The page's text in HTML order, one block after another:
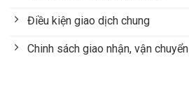
Điều kiện giao dịch chung
Chinh sách giao nhận, vận chuyển